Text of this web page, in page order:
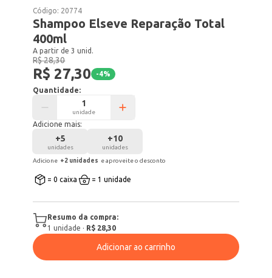
Código: 20774
Shampoo Elseve Reparação Total
400ml
A partir de 3 unid.
R$ 28,30
R$ 27,30 -4%
Quantidade:
unidade
Adicione mais:
+5
unidades
+10
unidades
Adicione +2 unidades e aproveite o desconto
= 0 caixa = 1 unidade
Resumo da compra:
1 unidade · R$ 28,30
Adicionar ao carrinho